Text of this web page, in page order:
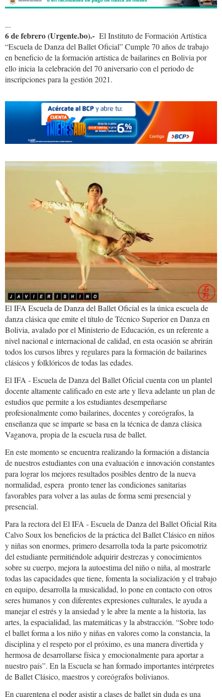
...
6 de febrero (Urgente.bo).- El Instituto de Formación Artística
“Escuela de Danza del Ballet Oficial” Cumple 70 años de trabajo
en beneficio de la formación artística de bailarines en Bolivia por
ello inicia la celebración del 70 aniversario con el periodo de
inscripciones para la gestión 2021.
e27199f6-
4062-
0310fb4d1455.jpg
El IFA Escuela de Danza del Ballet Oficial es la única escuela de
danza clásica que emite el título de Técnico Superior en Danza en
Bolivia, avalado por el Ministerio de Educación, es un referente a
nivel nacional e internacional de calidad, en esta ocasión se abrirán
todos los cursos libres y regulares para la formación de bailarines
clásicos y folklóricos de todas las edades.
El IFA - Escuela de Danza del Ballet Oficial cuenta con un plantel
docente altamente calificado en este arte y lleva adelante un plan de
estudios que permite a los estudiantes desempeñarse
profesionalmente como bailarines, docentes y coreógrafos, la
enseñanza que se imparte se basa en la técnica de danza clásica
Vaganova, propia de la escuela rusa de ballet.
En este momento se encuentra realizando la formación a distancia
de nuestros estudiantes con una evaluación e innovación constantes
para lograr los mejores resultados posibles dentro de la nueva
normalidad, espera pronto tener las condiciones sanitarias
favorables para volver a las aulas de forma semi presencial y
presencial.
Para la rectora del El IFA - Escuela de Danza del Ballet Oficial Rita
Calvo Soux los beneficios de la práctica del Ballet Clásico en niños
y niñas son enormes, primero desarrolla toda la parte psicomotriz
del estudiante permitiéndole adquirir destrezas y conocimientos
sobre su cuerpo, mejora la autoestima del niño o niña, al mostrarle
todas las capacidades que tiene, fomenta la socialización y el trabajo
en equipo, desarrolla la musicalidad, lo pone en contacto con otros
seres humanos y con diferentes expresiones culturales, le ayuda a
manejar el estrés y la ansiedad y le abre la mente a la historia, las
artes, la espacialidad, las matemáticas y la abstracción. “Sobre todo
el ballet forma a los niño y niñas en valores como la constancia, la
disciplina y el respeto por el próximo, es una manera divertida y
hermosa de desarrollarse física y emocionalmente para aportar a
nuestro país”. En la Escuela se han formado importantes intérpretes
de Ballet Clásico, maestros y coreógrafos bolivianos.
En cuarentena el poder asistir a clases de ballet sin duda es una